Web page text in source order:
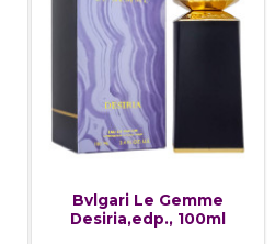
Bvlgari Le Gemme
Desiria,edp., 100ml